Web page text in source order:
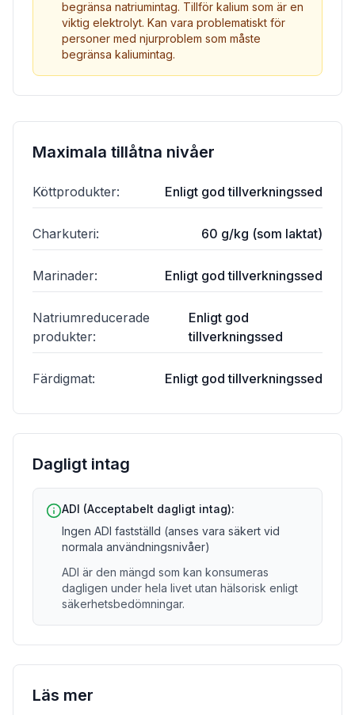
begränsa natriumintag. Tillför kalium som är en
viktig elektrolyt. Kan vara problematiskt för
personer med njurproblem som måste
begränsa kaliumintag.
Maximala tillåtna nivåer
Köttprodukter: Enligt god tillverkningssed
Charkuteri: 60 g/kg (som laktat)
Marinader: Enligt god tillverkningssed
Natriumreducerade
produkter:
Enligt god
tillverkningssed
Färdigmat: Enligt god tillverkningssed
Dagligt intag
ADI (Acceptabelt dagligt intag):
Ingen ADI fastställd (anses vara säkert vid
normala användningsnivåer)
ADI är den mängd som kan konsumeras
dagligen under hela livet utan hälsorisk enligt
säkerhetsbedömningar.
Läs mer